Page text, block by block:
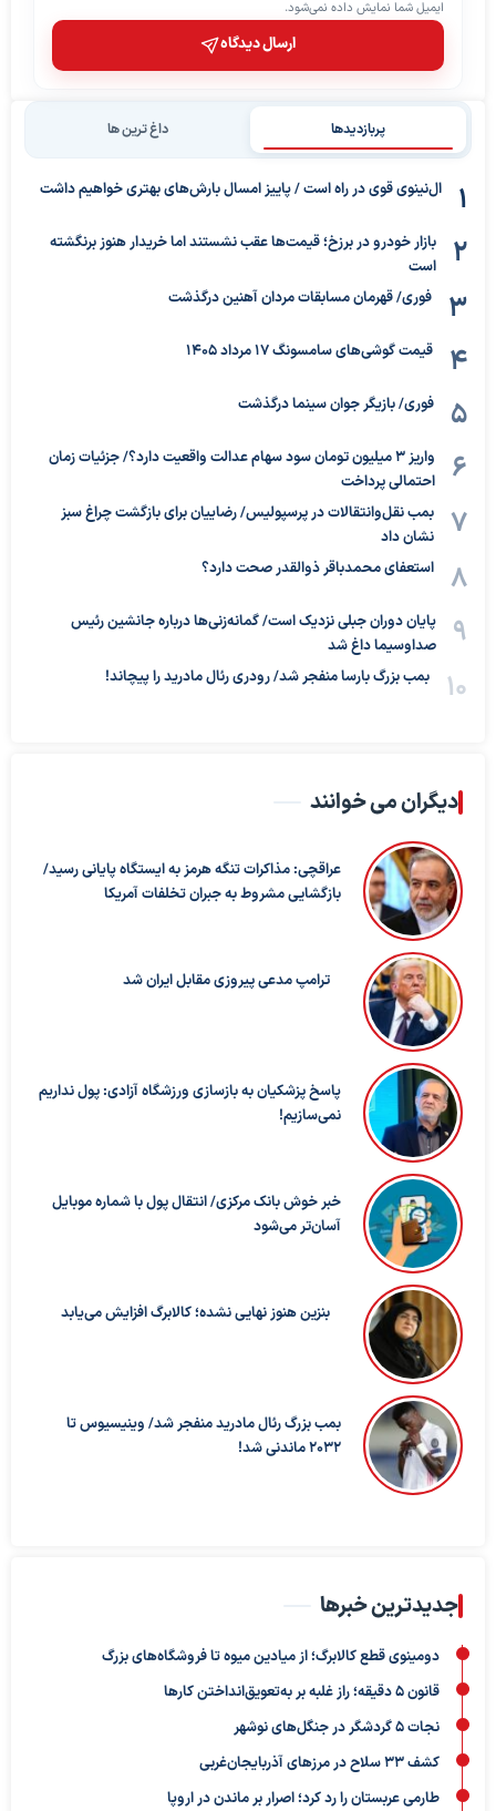
ایمیل شما نمایش داده نمی‌شود.
ارسال دیدگاه
پربازدیدها داغ ترین ها
ال‌نینوی قوی در راه است / پاییز امسال بارش‌های بهتری خواهیم داشت
بازار خودرو در برزخ؛ قیمت‌ها عقب نشستند اما خریدار هنوز برنگشته
است
فوری/ قهرمان مسابقات مردان آهنین درگذشت
قیمت گوشی‌های سامسونگ 17 مرداد 1405
فوری/ بازیگر جوان سینما درگذشت
واریز ۳ میلیون تومان سود سهام عدالت واقعیت دارد؟/ جزئیات زمان
احتمالی پرداخت
بمب نقل‌وانتقالات در پرسپولیس/ رضاییان برای بازگشت چراغ سبز
نشان داد
استعفای محمدباقر ذوالقدر صحت دارد؟
پایان دوران جبلی نزدیک است/ گمانه‌زنی‌ها درباره جانشین رئیس
صداوسیما داغ شد
بمب بزرگ بارسا منفجر شد/ رودری رئال مادرید را پیچاند!
دیگران می خوانند
عراقچی: مذاکرات تنگه هرمز به ایستگاه پایانی رسید/
بازگشایی مشروط به جبران تخلفات آمریکا
ترامپ مدعی پیروزی مقابل ایران شد
پاسخ پزشکیان به بازسازی ورزشگاه آزادی: پول نداریم
نمی‌سازیم!
خبر خوش بانک مرکزی/ انتقال پول با شماره موبایل
آسان‌تر می‌شود
بنزین هنوز نهایی نشده؛ کالابرگ افزایش می‌یابد
بمب بزرگ رئال مادرید منفجر شد/ وینیسیوس تا
۲۰۳۲ ماندنی شد!
جدیدترین خبرها
دومینوی قطع کالابرگ؛ از میادین میوه تا فروشگاه‌های بزرگ
قانون ۵ دقیقه؛ راز غلبه بر به‌تعویق‌انداختن کارها
نجات ۵ گردشگر در جنگل‌های نوشهر
کشف ۳۳ سلاح در مرزهای آذربایجان‌غربی
طارمی عربستان را رد کرد؛ اصرار بر ماندن در اروپا